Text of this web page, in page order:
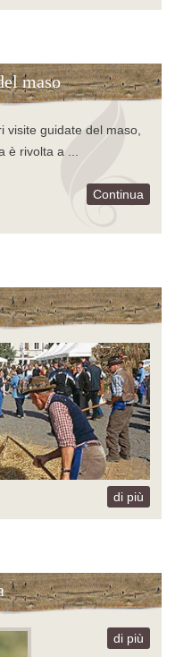
maso
visite guidate del maso,
è rivolta a ...
Continua
di più
di più